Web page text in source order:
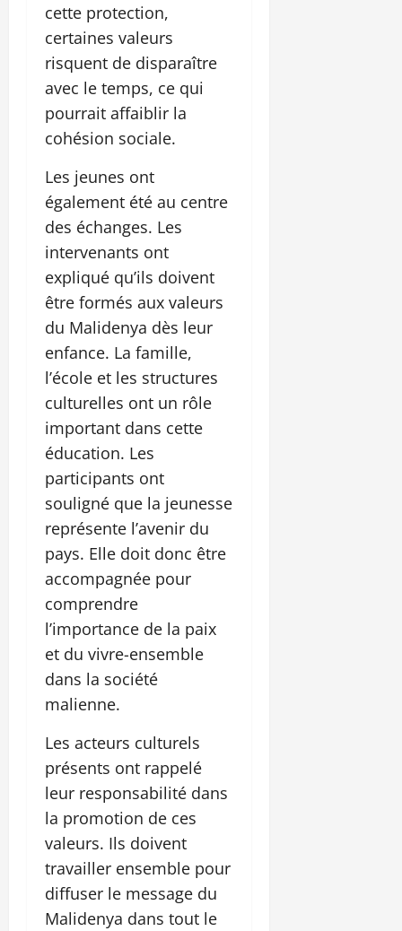
cette protection,
certaines valeurs
risquent de disparaître
avec le temps, ce qui
pourrait affaiblir la
cohésion sociale.
Les jeunes ont
également été au centre
des échanges. Les
intervenants ont
expliqué qu’ils doivent
être formés aux valeurs
du Malidenya dès leur
enfance. La famille,
l’école et les structures
culturelles ont un rôle
important dans cette
éducation. Les
participants ont
souligné que la jeunesse
représente l’avenir du
pays. Elle doit donc être
accompagnée pour
comprendre
l’importance de la paix
et du vivre-ensemble
dans la société
malienne.
Les acteurs culturels
présents ont rappelé
leur responsabilité dans
la promotion de ces
valeurs. Ils doivent
travailler ensemble pour
diffuser le message du
Malidenya dans tout le